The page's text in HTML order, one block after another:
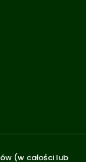
(w całości lub